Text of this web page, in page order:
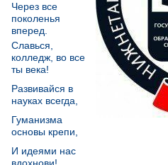
Через все
поколенья
вперед.
Славься,
колледж, во все
ты века!
Развивайся в
науках всегда,
Гуманизма
основы крепи,
И идеями нас